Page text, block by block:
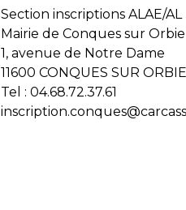
Section inscriptions ALAE/AL
Mairie de Conques sur Orbiel
1, avenue de Notre Dame
11600 CONQUES SUR
Tel : 04.68.72.37.61